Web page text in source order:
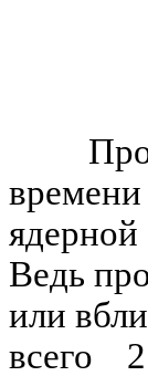
Ведь
или
всего